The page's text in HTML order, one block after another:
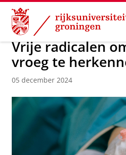
Skip
Content
Skip
Navigation
Over ons Faculty of Science
Vrije radicalen
vroeg te
05 december 2024